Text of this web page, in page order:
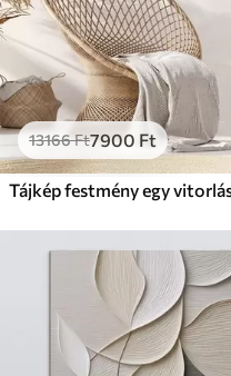
13166Ft7900 Ft